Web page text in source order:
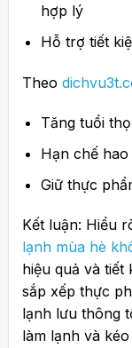
hợp lý
Hỗ trợ tiết
Theo
Tăng tuổi
Hạn chế hao
Giữ thực
Kết luận: Hiểu
lạnh mùa hè
hiệu quả và tiết
sắp xếp thực
lạnh lưu thông
làm lạnh và